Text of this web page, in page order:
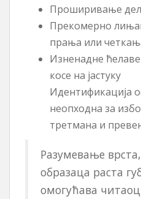
Проширивање
Прекомерно
прања или
Изненадне
косе на јастуку
Идентификација
неопходна за
третмана и
Разумевање
образаца раста
омогућава